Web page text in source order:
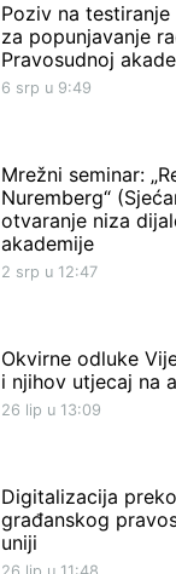
Poziv na
za popunjavanje
Pravosudnoj
6 srp u 9:49
Mrežni seminar:
Nuremberg“
otvaranje niza
akademije
2 srp u 12:47
Okvirne odluke
i njihov utjecaj na
26 lip u 13:09
Digitalizacija
građanskog
uniji